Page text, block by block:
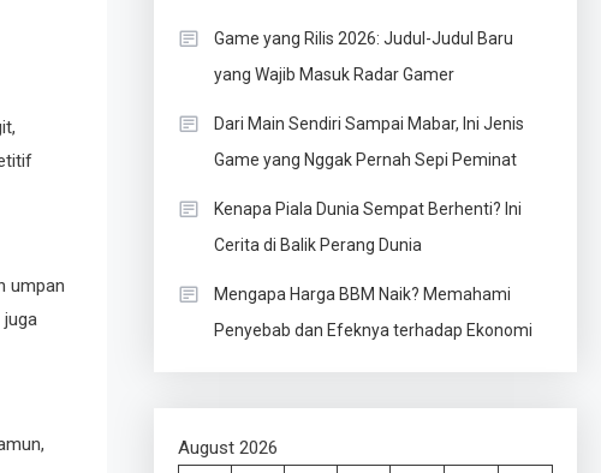
umpan
juga
Game yang Rilis 2026: Judul-Judul Baru
yang Wajib Masuk Radar Gamer
Dari Main Sendiri Sampai Mabar, Ini Jenis
Game yang Nggak Pernah Sepi Peminat
Kenapa Piala Dunia Sempat Berhenti? Ini
Cerita di Balik Perang Dunia
Mengapa Harga BBM Naik? Memahami
Penyebab dan Efeknya terhadap Ekonomi
August 2026